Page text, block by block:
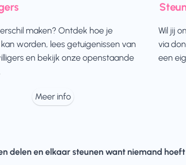
maken? Ontdek hoe je
worden, lees getuigenissen van
en bekijk onze openstaande
Meer info
Wil jij
via
een
delen en elkaar steunen want niemand